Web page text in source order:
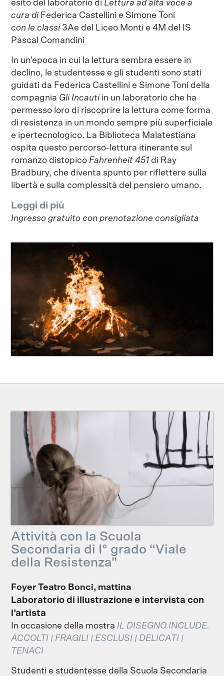
esito del laboratorio di Lettura ad alta voce a
cura di Federica Castellinie Simone Toni
con le classi 3Ae del Liceo Monti e 4M del IS
Pascal Comandini
In un’epoca in cui la lettura sembra essere in
declino, le studentesse e gli studenti sono stati
guidati da Federica Castellini e Simone Toni della
compagnia Gli Incauti in un laboratorio che ha
permesso loro di riscoprire la lettura come forma
di resistenza in un mondo sempre più superficiale
e ipertecnologico. La Biblioteca Malatestiana
ospita questo percorso-lettura itinerante sul
romanzo distopico Fahrenheit 451 di Ray
Bradbury, che diventa spunto per riflettere sulla
libertà e sulla complessità del pensiero umano.
Leggi di più
Ingresso gratuito con prenotazione consigliata
Attività con la Scuola
Secondaria di I° grado “Viale
della Resistenza"
Foyer Teatro Bonci, mattina
Laboratorio di illustrazione e intervista con
l’artista
In occasione della mostra IL DISEGNO INCLUDE.
ACCOLTI | FRAGILI | ESCLUSI | DELICATI |
TENACI
Studenti e studentesse della Scuola Secondaria